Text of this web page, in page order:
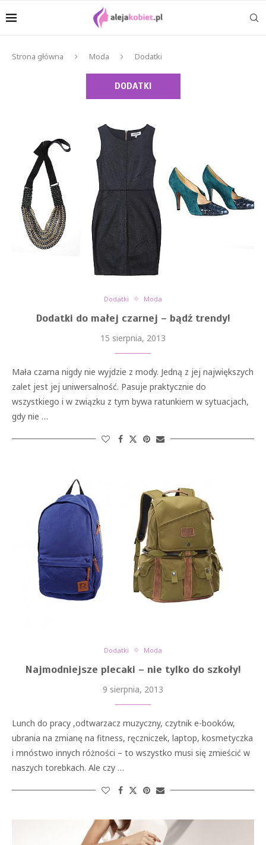
Strona główna Moda Dodatki
DODATKI
Dodatki Moda
Dodatki do małej czarnej – bądź trendy!
15 sierpnia, 2013
Mała czarna nigdy nie wyjdzie z mody. Jedną z jej największych
zalet jest jej uniwersalność. Pasuje praktycznie do
wszystkiego i w związku z tym bywa ratunkiem w sytuacjach,
gdy nie …
Dodatki Moda
Najmodniejsze plecaki – nie tylko do szkoły!
9 sierpnia, 2013
Lunch do pracy ,odtwarzacz muzyczny, czytnik e-booków,
ubrania na zmianę na fitness, ręczniczek, laptop, kosmetyczka
i mnóstwo innych różności – to wszystko musi się zmieścić w
naszych torebkach. Ale czy …